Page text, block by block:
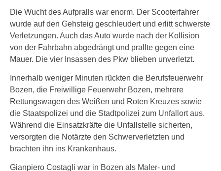
Die Wucht des Aufpralls war enorm. Der Scooterfahrer
wurde auf den Gehsteig geschleudert und erlitt schwerste
Verletzungen. Auch das Auto wurde nach der Kollision
von der Fahrbahn abgedrängt und prallte gegen eine
Mauer. Die vier Insassen des Pkw blieben unverletzt.
Innerhalb weniger Minuten rückten die Berufsfeuerwehr
Bozen, die Freiwillige Feuerwehr Bozen, mehrere
Rettungswagen des Weißen und Roten Kreuzes sowie
die Staatspolizei und die Stadtpolizei zum Unfallort aus.
Während die Einsatzkräfte die Unfallstelle sicherten,
versorgten die Notärzte den Schwerverletzten und
brachten ihn ins Krankenhaus.
Gianpiero Costagli war in Bozen als Maler- und